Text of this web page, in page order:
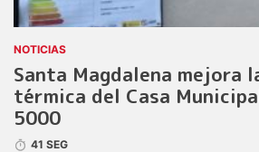
NOTICIAS
Santa Magdalena mejora
térmica del Casa
5000
41 SEG